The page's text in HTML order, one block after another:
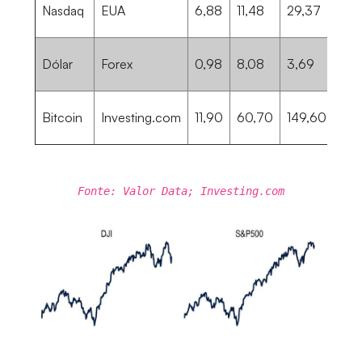
Nasdaq EUA 6,88 11,48 29,37
Dólar Forex 0,98 8,08 3,69
Bitcoin Investing.com 11,90 60,70 149,60
Fonte: Valor Data; Investing.com